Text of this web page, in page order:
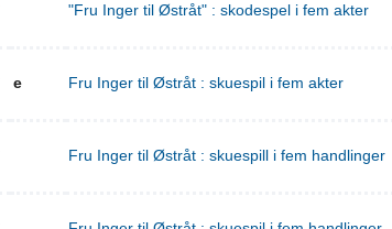
"Fru Inger til Østråt" : skodespel i fem akter
e Fru Inger til Østråt : skuespil i fem akter
Fru Inger til Østråt : skuespill i fem handlinger